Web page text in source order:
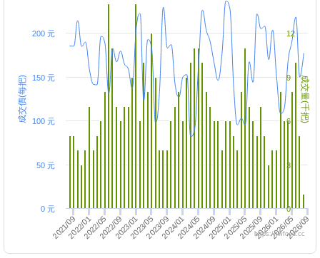
成交價(每把) 成交量(千把)
2022/01 2023/01 2024/01 2025/01 2026/01
2021/09 2022/052022/09 2023/052023/09 2024/052024/09 2025/052025/09 2026/052026/09
0 元
50 元
100 元
150 元
200 元
0
3
6
9
12
https://twfood.cc